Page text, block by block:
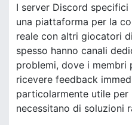
I server Discord
una piattaforma per la
reale con altri giocatori
spesso hanno canali
problemi, dove i membri
ricevere feedback
particolarmente utile
necessitano di soluzioni